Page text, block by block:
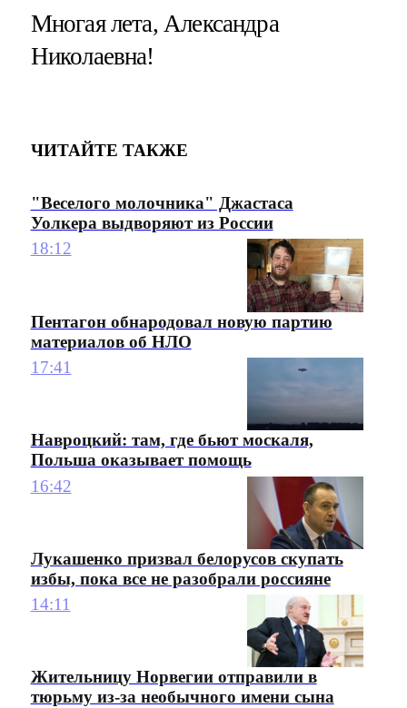
Многая лета, Александра
Николаевна!
ЧИТАЙТЕ ТАКЖЕ
"Веселого молочника" Джастаса
Уолкера выдворяют из России
18:12
Пентагон обнародовал новую партию
материалов об НЛО
17:41
Навроцкий: там, где бьют москаля,
Польша оказывает помощь
16:42
Лукашенко призвал белорусов скупать
избы, пока все не разобрали россияне
14:11
Жительницу Норвегии отправили в
тюрьму из-за необычного имени сына